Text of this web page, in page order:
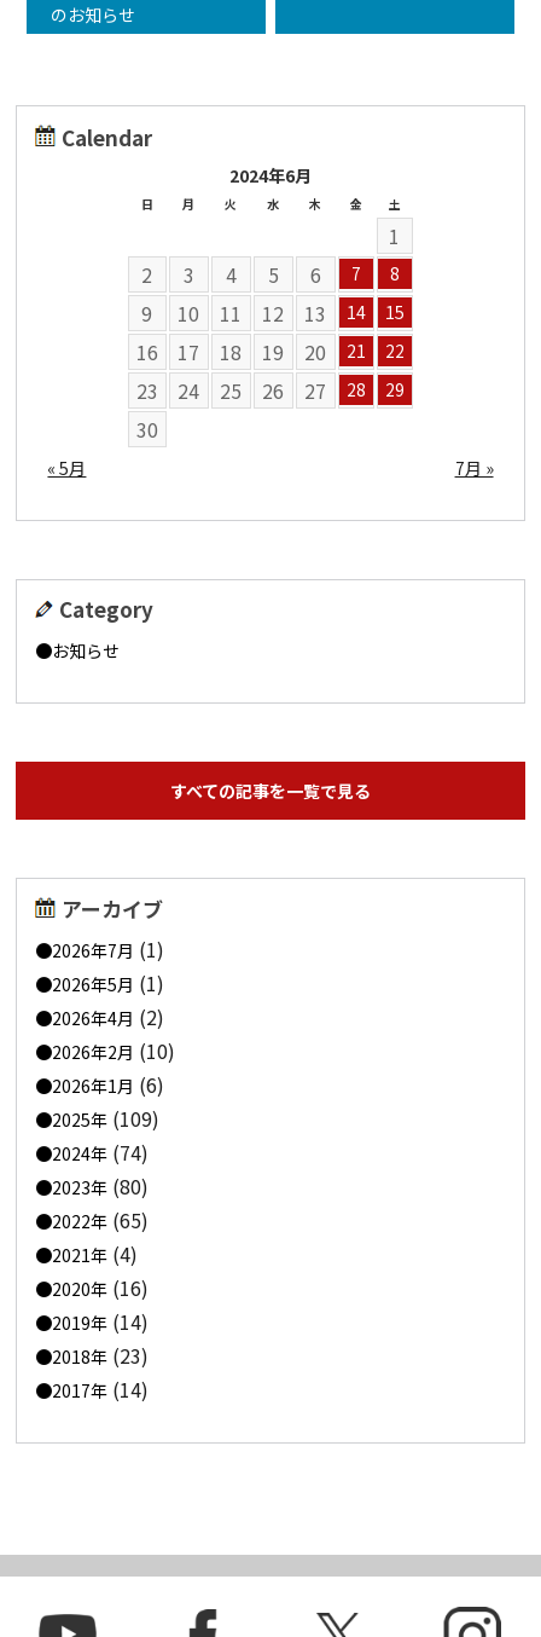
のお知らせ
Calendar
2024年6月
日 月 火 水 木 金 土
1
2
3 4 5 6 7 8
9 10 11 12 13 14 15
16 17 18 19 20 21 22
23 24 25 26 27 28 29
30
« 5月 7月 »
Category
お知らせ
すべての記事を一覧で見る
アーカイブ
2026年7月 (1)
2026年5月 (1)
2026年4月 (2)
2026年2月 (10)
2026年1月 (6)
2025年 (109)
2024年 (74)
2023年 (80)
2022年 (65)
2021年 (4)
2020年 (16)
2019年 (14)
2018年 (23)
2017年 (14)